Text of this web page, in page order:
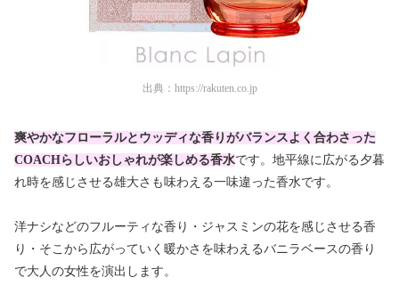
出典： https://rakuten.co.jp
爽やかなフローラルとウッディな香りがバランスよく合わさった
COACHらしいおしゃれが楽しめる香水です。地平線に広がる夕暮
れ時を感じさせる雄大さも味わえる一味違った香水です。
洋ナシなどのフルーティな香り・ジャスミンの花を感じさせる香
り・そこから広がっていく暖かさを味わえるバニラベースの香り
で大人の女性を演出します。